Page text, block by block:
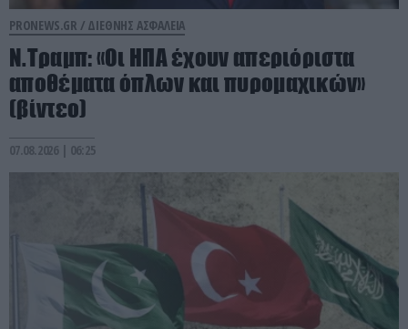
PRONEWS.GR / ΔΙΕΘΝΗΣ ΑΣΦΑΛΕΙΑ
Ν.Τραμπ: «Οι ΗΠΑ έχουν απεριόριστα
αποθέματα όπλων και πυρομαχικών»
(βίντεο)
07.08.2026 | 06:25